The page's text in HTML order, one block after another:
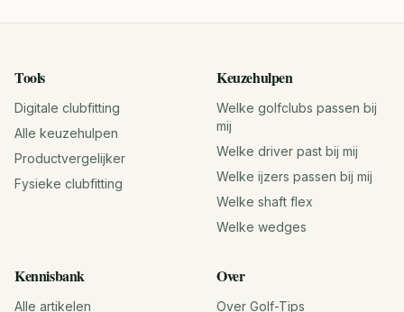
Tools
Digitale clubfitting
Alle keuzehulpen
Productvergelijker
Fysieke clubfitting
Keuzehulpen
Welke golfclubs passen bij
mij
Welke driver past bij mij
Welke ijzers passen bij mij
Welke shaft flex
Welke wedges
Kennisbank
Alle artikelen
Over
Over Golf-Tips